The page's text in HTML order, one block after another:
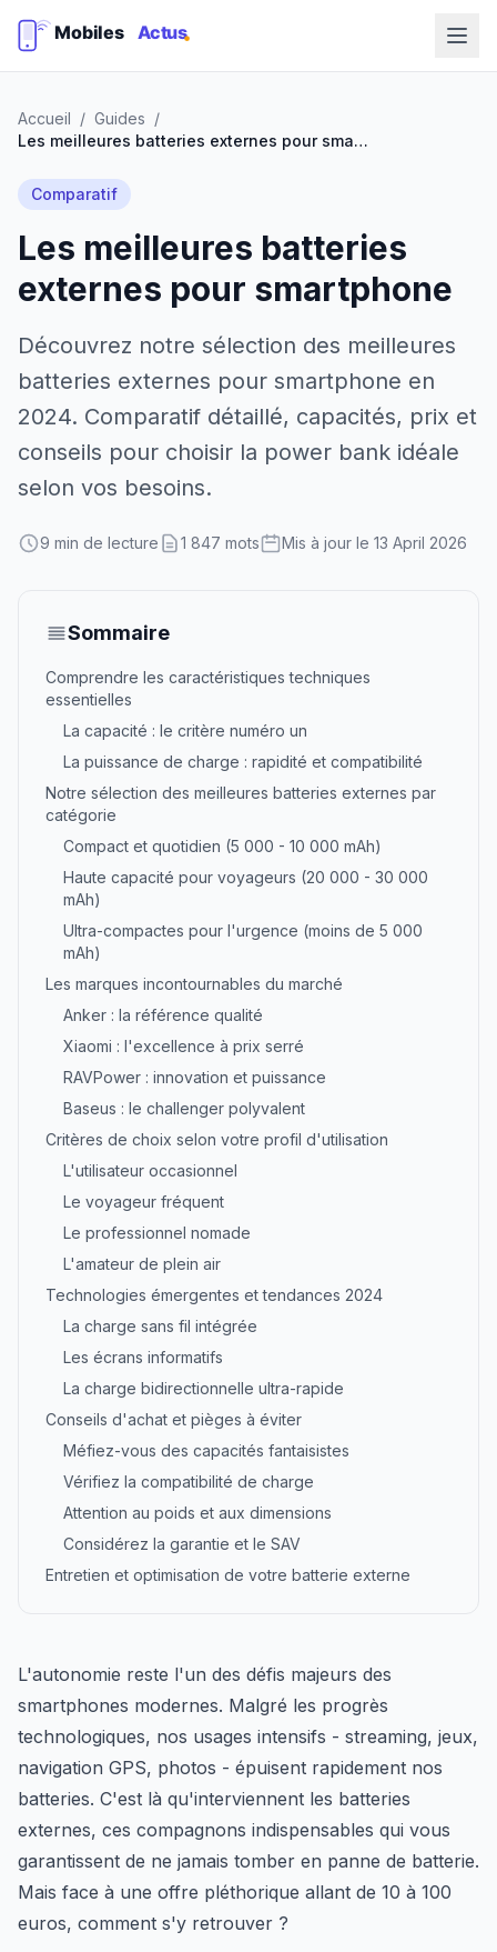
Accueil / Guides /
Les meilleures batteries externes pour smartphone
Comparatif
Les meilleures batteries
externes pour smartphone
Découvrez notre sélection des meilleures
batteries externes pour smartphone en
2024. Comparatif détaillé, capacités, prix et
conseils pour choisir la power bank idéale
selon vos besoins.
9 min de lecture 1 847 mots Mis à jour le 13 April 2026
Sommaire
Comprendre les caractéristiques techniques
essentielles
La capacité : le critère numéro un
La puissance de charge : rapidité et compatibilité
Notre sélection des meilleures batteries externes par
catégorie
Compact et quotidien (5 000 - 10 000 mAh)
Haute capacité pour voyageurs (20 000 - 30 000
mAh)
Ultra-compactes pour l'urgence (moins de 5 000
mAh)
Les marques incontournables du marché
Anker : la référence qualité
Xiaomi : l'excellence à prix serré
RAVPower : innovation et puissance
Baseus : le challenger polyvalent
Critères de choix selon votre profil d'utilisation
L'utilisateur occasionnel
Le voyageur fréquent
Le professionnel nomade
L'amateur de plein air
Technologies émergentes et tendances 2024
La charge sans fil intégrée
Les écrans informatifs
La charge bidirectionnelle ultra-rapide
Conseils d'achat et pièges à éviter
Méfiez-vous des capacités fantaisistes
Vérifiez la compatibilité de charge
Attention au poids et aux dimensions
Considérez la garantie et le SAV
Entretien et optimisation de votre batterie externe
L'autonomie reste l'un des défis majeurs des
smartphones modernes. Malgré les progrès
technologiques, nos usages intensifs - streaming, jeux,
navigation GPS, photos - épuisent rapidement nos
batteries. C'est là qu'interviennent les batteries
externes, ces compagnons indispensables qui vous
garantissent de ne jamais tomber en panne de batterie.
Mais face à une offre pléthorique allant de 10 à 100
euros, comment s'y retrouver ?